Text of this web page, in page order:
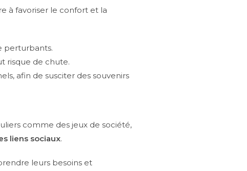
à favoriser le confort et la
perturbants.
risque de chute.
afin de susciter des souvenirs
comme des jeux de société,
liens sociaux.
leurs besoins et